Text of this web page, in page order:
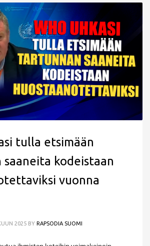
tulla etsimään
kodeistaan
vuonna
2025 BY RAPSODIA SUOMI